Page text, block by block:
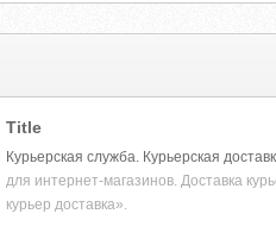
Title
Курьерская служба. Курьерская
для интернет-магазинов. Доставка
курьер доставка».